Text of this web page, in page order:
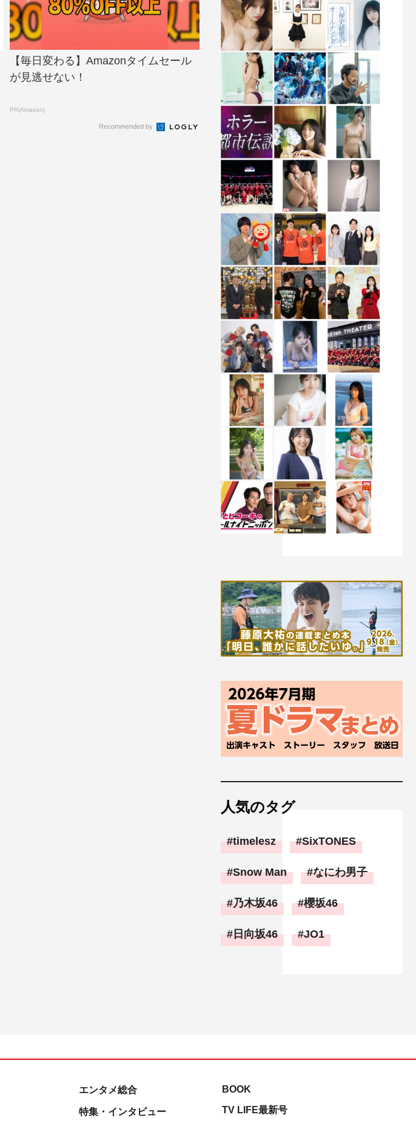
【毎日変わる】Amazonタイムセール
が見逃せない！
PR(Amazon)
Recommended by
人気のタグ
timelesz SixTONES
Snow Man なにわ男子
乃木坂46 櫻坂46
日向坂46 JO1
エンタメ総合
特集・インタビュー
BOOK
TV LIFE最新号